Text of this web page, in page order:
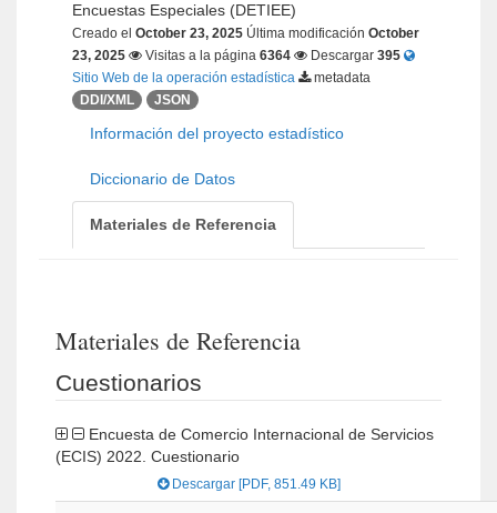
Encuestas Especiales (DETIEE)
Creado el October 23, 2025 Última modificación October
23, 2025
Visitas a la página 6364 Descargar 395
Sitio Web de la operación estadística
metadata
DDI/XML
JSON
Información del proyecto estadístico
Diccionario de Datos
Materiales de Referencia
Materiales de Referencia
Cuestionarios
(ECIS) 2022. Cuestionario
Descargar [PDF, 851.49 KB]